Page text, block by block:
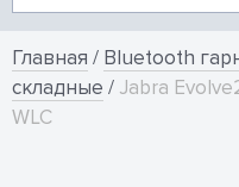
Главная / Bluetooth
складные / Jabra
WLC